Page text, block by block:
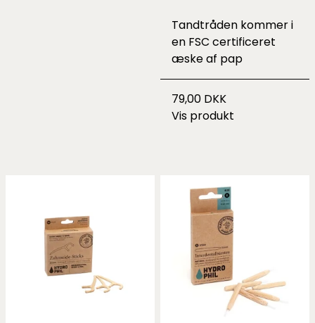
Tandtråden kommer i
en FSC certificeret
æske af pap
79,00 DKK
Vis produkt